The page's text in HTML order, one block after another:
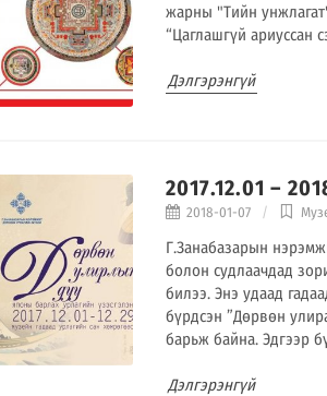
жарны "Тийн
“Цаглашгүй ариуссан
Дэлгэрэнгүй
2017.12.01 –
2018-01-07
Г.Занабазарын
болон судлаачдад
билээ. Энэ удаад
бүрдсэн ”Дөрвөн
барьж байна. Эдгээр
Дэлгэрэнгүй